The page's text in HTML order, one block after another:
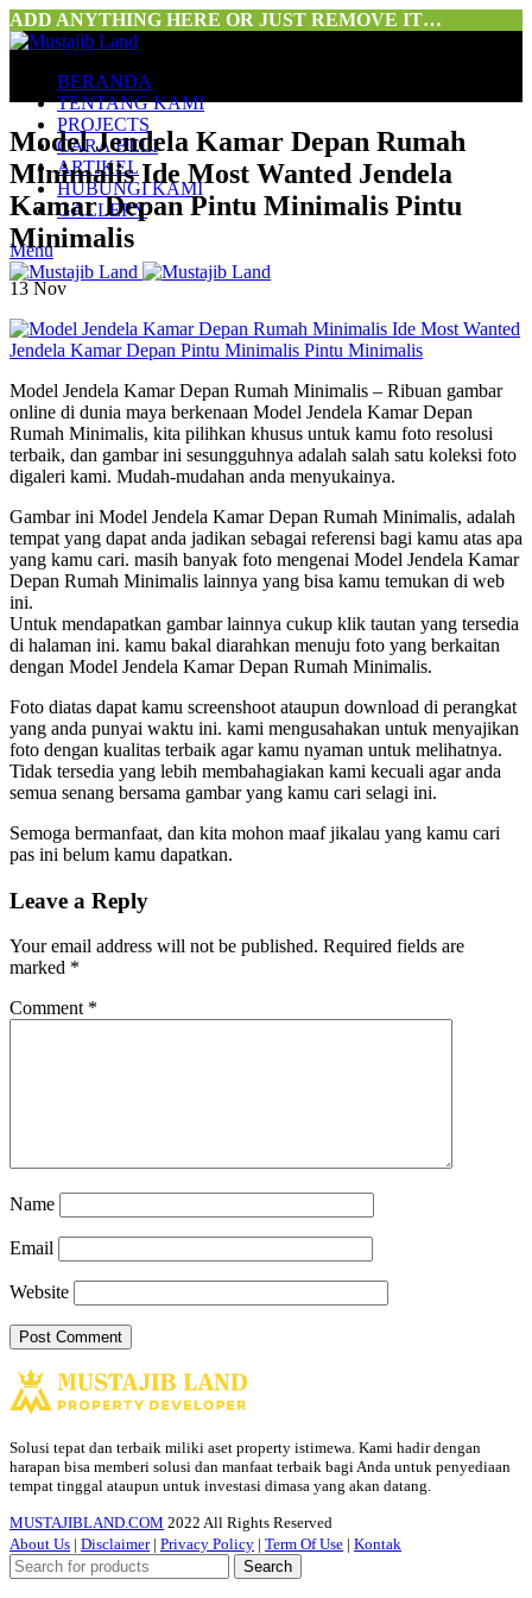
ADD ANYTHING HERE OR JUST REMOVE IT…
BERANDA
TENTANG KAMI
PROJECTS
CARA BELI
ARTIKEL
HUBUNGI KAMI
GALLERY
Menu
Model Jendela Kamar Depan Rumah
Minimalis Ide Most Wanted Jendela
Kamar Depan Pintu Minimalis Pintu
Minimalis
13 Nov
Model Jendela Kamar Depan Rumah Minimalis – Ribuan gambar
online di dunia maya berkenaan Model Jendela Kamar Depan
Rumah Minimalis, kita pilihkan khusus untuk kamu foto resolusi
terbaik, dan gambar ini sesungguhnya adalah salah satu koleksi foto
digaleri kami. Mudah-mudahan anda menyukainya.
Gambar ini Model Jendela Kamar Depan Rumah Minimalis, adalah
tempat yang dapat anda jadikan sebagai referensi bagi kamu atas apa
yang kamu cari. masih banyak foto mengenai Model Jendela Kamar
Depan Rumah Minimalis lainnya yang bisa kamu temukan di web
ini.
Untuk mendapatkan gambar lainnya cukup klik tautan yang tersedia
di halaman ini. kamu bakal diarahkan menuju foto yang berkaitan
dengan Model Jendela Kamar Depan Rumah Minimalis.
Foto diatas dapat kamu screenshoot ataupun download di perangkat
yang anda punyai waktu ini. kami mengusahakan untuk menyajikan
foto dengan kualitas terbaik agar kamu nyaman untuk melihatnya.
Tidak tersedia yang lebih membahagiakan kami kecuali agar anda
semua senang bersama gambar yang kamu cari selagi ini.
Semoga bermanfaat, dan kita mohon maaf jikalau yang kamu cari
pas ini belum kamu dapatkan.
Leave a Reply
Your email address will not be published. Required fields are
marked *
Comment *
Name
Email
Website
Solusi tepat dan terbaik miliki aset property istimewa. Kami hadir dengan
harapan bisa memberi solusi dan manfaat terbaik bagi Anda untuk penyediaan
tempat tinggal ataupun untuk investasi dimasa yang akan datang.
MUSTAJIBLAND.COM 2022 All Rights Reserved
About Us | Disclaimer| Privacy Policy | Term Of Use | Kontak
Search